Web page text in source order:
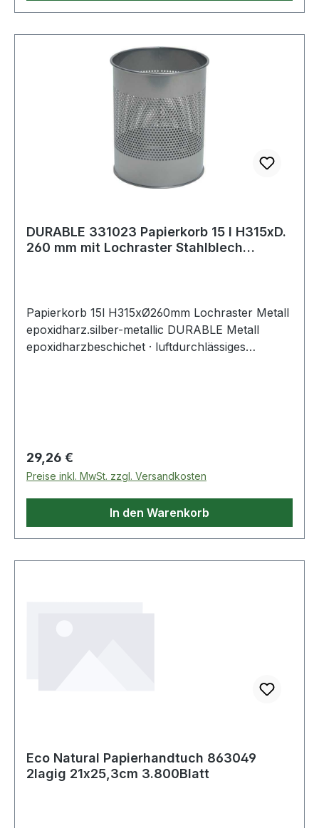
DURABLE 331023 Papierkorb 15 l H315xD.
260 mm mit Lochraster Stahlblech
Papierkorb 15l H315xØ260mm Lochraster Metall
epoxidharz.silber-metallic DURABLE Metall
epoxidharzbeschichet · luftdurchlässiges
Regulärer Preis:
29,26 €
Preise inkl. MwSt. zzgl. Versandkosten
In den Warenkorb
Eco Natural Papierhandtuch 863049
2lagig 21x25,3cm 3.800Blatt